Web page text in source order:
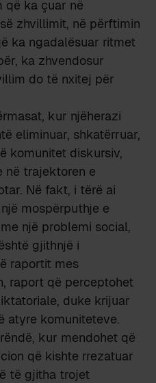
që ka çuar në
zhvillimit, në përftimin
ka ngadalësuar ritmet
ka zhvendosur
do të nxitej për
kur njëherazi
eliminuar, shkatërruar,
komunitet diskursiv,
në trajektoren e
Në fakt, i tërë ai
mospërputhje e
një problemi social,
gjithnjë i
raportit mes
raport që perceptohet
duke krijuar
atyre komuniteteve.
kur mendohet që
që kishte rrezatuar
të gjitha trojet